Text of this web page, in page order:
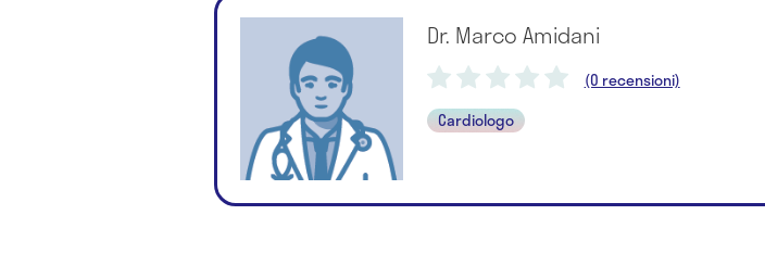
Dr. Marco Amidani
(0 recensioni)
Cardiologo